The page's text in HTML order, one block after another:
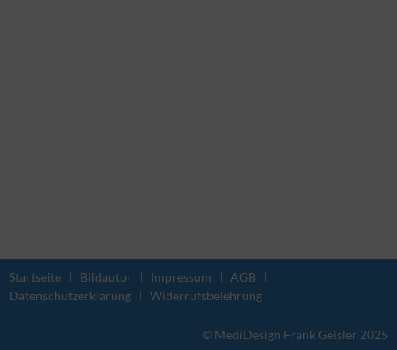
Startseite Bildautor Impressum
AGB
Datenschutzerklärung
Widerrufsbelehrung
© MediDesign Frank Geisler 2025